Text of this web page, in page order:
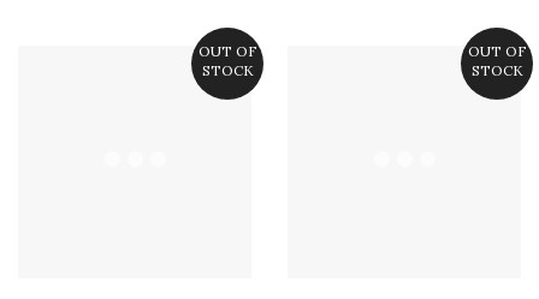
OUT OF
STOCK
OUT OF
STOCK